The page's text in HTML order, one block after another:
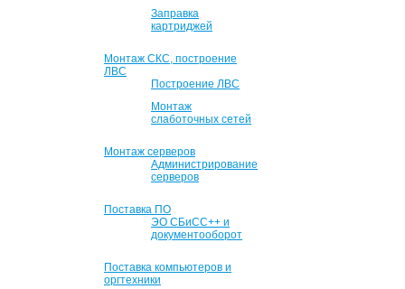
Заправка
картриджей
Монтаж СКС, построение
ЛВС
Построение ЛВС
Монтаж
слаботочных сетей
Монтаж серверов
Администрирование
серверов
Поставка ПО
ЭО СБиСС++ и
документооборот
Поставка компьютеров и
оргтехники